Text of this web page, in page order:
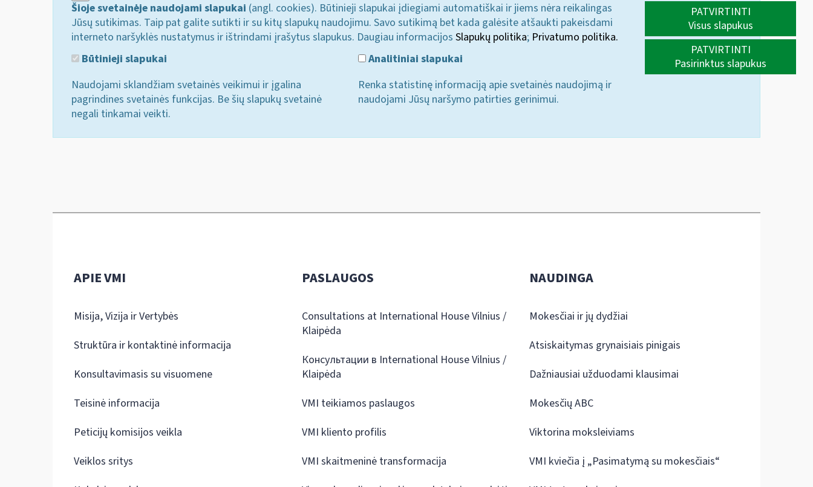
Šioje svetainėje naudojami slapukai (angl. cookies). Būtinieji slapukai įdiegiami automatiškai ir jiems nėra reikalingas
Jūsų sutikimas. Taip pat galite sutikti ir su kitų slapukų naudojimu. Savo sutikimą bet kada galėsite atšaukti pakeisdami
interneto naršyklės nustatymus ir ištrindami įrašytus slapukus. Daugiau informacijos Slapukų politika; Privatumo politika.
Būtinieji slapukai
Naudojami sklandžiam svetainės veikimui ir įgalina
pagrindines svetainės funkcijas. Be šių slapukų svetainė
negali tinkamai veikti.
Analitiniai slapukai
Renka statistinę informaciją apie svetainės naudojimą ir
naudojami Jūsų naršymo patirties gerinimui.
PATVIRTINTI
Visus slapukus
PATVIRTINTI
Pasirinktus slapukus
APIE VMI
Misija, Vizija ir Vertybės
Struktūra ir kontaktinė informacija
Konsultavimasis su visuomene
Teisinė informacija
Peticijų komisijos veikla
Veiklos sritys
PASLAUGOS
Consultations at International House Vilnius /
Klaipėda
Консультации в International House Vilnius /
Klaipėda
VMI teikiamos paslaugos
VMI kliento profilis
VMI skaitmeninė transformacija
NAUDINGA
Mokesčiai ir jų dydžiai
Atsiskaitymas grynaisiais pinigais
Dažniausiai užduodami klausimai
Mokesčių ABC
Viktorina moksleiviams
VMI kviečia į „Pasimatymą su mokesčiais“